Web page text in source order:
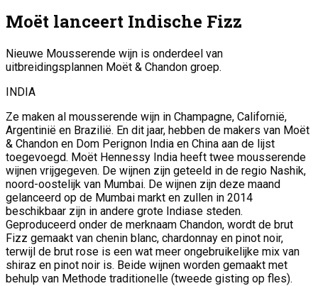
Moët lanceert Indische Fizz
Nieuwe Mousserende wijn is onderdeel van
uitbreidingsplannen Moët & Chandon groep.
INDIA
Ze maken al mousserende wijn in Champagne, Californië,
Argentinië en Brazilië. En dit jaar, hebben de makers van Moët
& Chandon en Dom Perignon India en China aan de lijst
toegevoegd. Moët Hennessy India heeft twee mousserende
wijnen vrijgegeven. De wijnen zijn geteeld in de regio Nashik,
noord-oostelijk van Mumbai. De wijnen zijn deze maand
gelanceerd op de Mumbai markt en zullen in 2014
beschikbaar zijn in andere grote Indiase steden.
Geproduceerd onder de merknaam Chandon, wordt de brut
Fizz gemaakt van chenin blanc, chardonnay en pinot noir,
terwijl de brut rose is een wat meer ongebruikelijke mix van
shiraz en pinot noir is. Beide wijnen worden gemaakt met
behulp van Methode traditionelle (tweede gisting op fles).